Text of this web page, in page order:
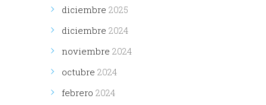
diciembre 2025
diciembre 2024
noviembre 2024
octubre 2024
febrero 2024